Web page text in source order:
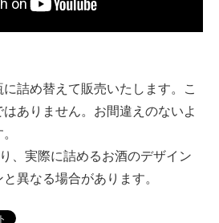
詰め替えて販売いたします。こ
ありません。お間違えのないよ
、実際に詰めるお酒のデザイン
異なる場合があります。